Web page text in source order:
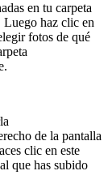
en tu carpeta
haz clic en
fotos de qué
de la pantalla
clic en este
que has subido